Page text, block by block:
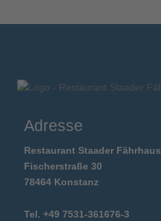
Adresse
Restaurant Staader Fährhaus
Fischerstraße 30
78464 Konstanz
Tel. +49 7531-361676-3